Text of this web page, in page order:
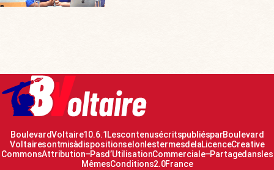
Boulevard Voltaire 10.6.1 Les contenus écrits publiés par Boulevard
Voltaire sont mis à disposition selon les termes de la Licence Creative
Commons Attribution – Pas d’Utilisation Commerciale – Partage dans les
Mêmes Conditions 2.0 France